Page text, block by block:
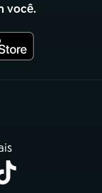
você.
aba)